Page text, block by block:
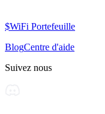
$WiFi Portefeuille
BlogCentre d'aide
Suivez nous